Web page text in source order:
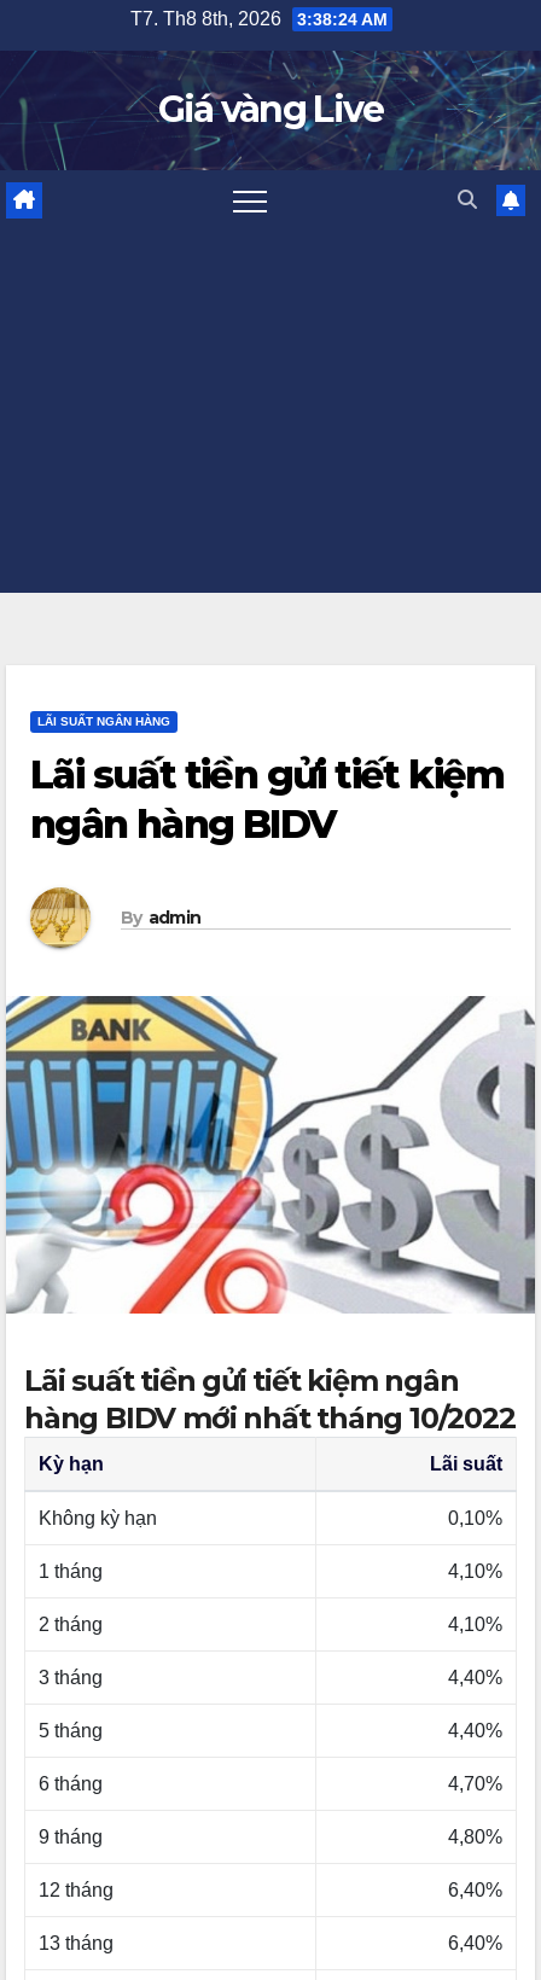
content
T7. Th8 8th, 2026 3:38:25 AM
Giá vàng Live
LÃI SUẤT NGÂN HÀNG
Lãi suất tiền gửi tiết kiệm
ngân hàng BIDV
By admin
Lãi suất tiền gửi tiết kiệm ngân
hàng BIDV mới nhất tháng 10/2022
Kỳ hạn Lãi suất
Không kỳ hạn 0,10%
1 tháng 4,10%
2 tháng 4,10%
3 tháng 4,40%
5 tháng 4,40%
6 tháng 4,70%
9 tháng 4,80%
12 tháng 6,40%
13 tháng 6,40%